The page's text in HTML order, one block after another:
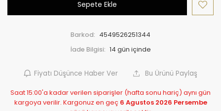
Sepete Ekle
Barkod: 4549526251344
İade Bilgisi:
Fiyatı Düşünce Haber Ver Bu Ürünü Paylaş
Saat 15:00'a kadar verilen siparişler (hafta sonu hariç) aynı gün
kargoya verilir. Kargonuz en geç 6 Agustos 2026 Persembe